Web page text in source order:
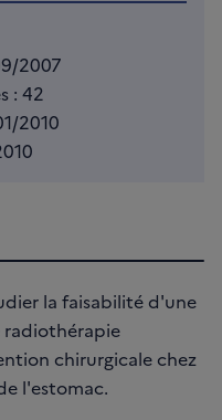
2007
: 42
2010
la faisabilité d'une
radiothérapie
chirurgicale chez
l'estomac.